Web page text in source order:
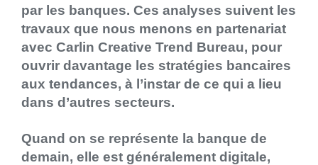
par les banques. Ces analyses suivent les
travaux que nous menons en partenariat
avec Carlin Creative Trend Bureau, pour
ouvrir davantage les stratégies bancaires
aux tendances, à l’instar de ce qui a lieu
dans d’autres secteurs.
Quand on se représente la banque de
demain, elle est généralement digitale,